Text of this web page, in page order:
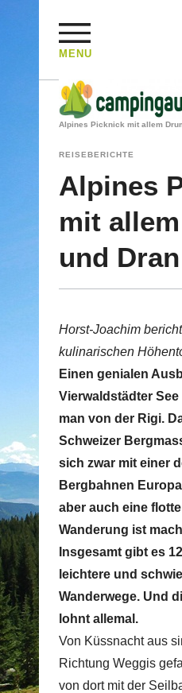
MENU
HOME/ REISEBERICHTE /
Alpines Picknick mit allem
REISEBERICHTE
Alpines
mit
und Dran
Horst-Joachim
kulinarischen
Einen genialen
Vierwaldstädter
man von der Rigi.
Schweizer
sich zwar mit einer
Bergbahnen
aber auch eine flotte
Wanderung ist
Insgesamt gibt es
leichtere und
Wanderwege. Und
lohnt allemal.
Von Küssnacht aus
Richtung Weggis
von dort mit der